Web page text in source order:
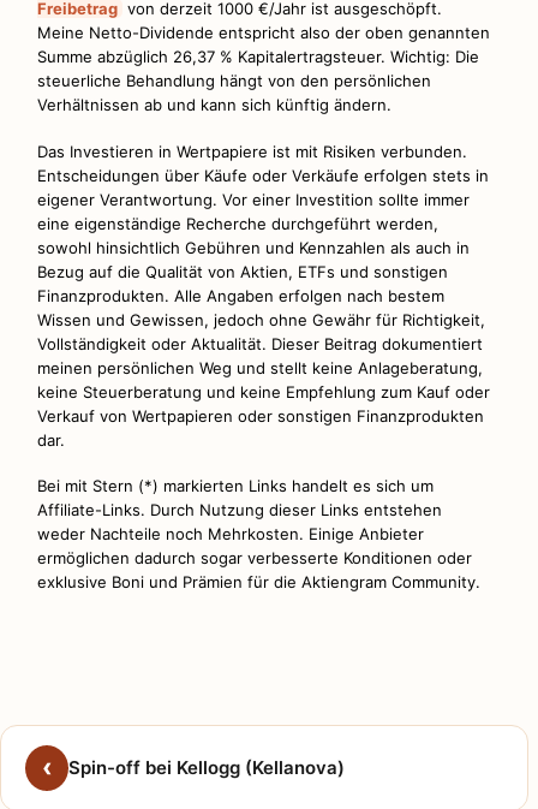
Freibetrag von derzeit 1000 €/Jahr ist ausgeschöpft.
Meine Netto-Dividende entspricht also der oben genannten
Summe abzüglich 26,37 % Kapitalertragsteuer. Wichtig: Die
steuerliche Behandlung hängt von den persönlichen
Verhältnissen ab und kann sich künftig ändern.
Das Investieren in Wertpapiere ist mit Risiken verbunden.
Entscheidungen über Käufe oder Verkäufe erfolgen stets in
eigener Verantwortung. Vor einer Investition sollte immer
eine eigenständige Recherche durchgeführt werden,
sowohl hinsichtlich Gebühren und Kennzahlen als auch in
Bezug auf die Qualität von Aktien, ETFs und sonstigen
Finanzprodukten. Alle Angaben erfolgen nach bestem
Wissen und Gewissen, jedoch ohne Gewähr für Richtigkeit,
Vollständigkeit oder Aktualität. Dieser Beitrag dokumentiert
meinen persönlichen Weg und stellt keine Anlageberatung,
keine Steuerberatung und keine Empfehlung zum Kauf oder
Verkauf von Wertpapieren oder sonstigen Finanzprodukten
dar.
Bei mit Stern (*) markierten Links handelt es sich um
Affiliate-Links. Durch Nutzung dieser Links entstehen
weder Nachteile noch Mehrkosten. Einige Anbieter
ermöglichen dadurch sogar verbesserte Konditionen oder
exklusive Boni und Prämien für die Aktiengram Community.
Spin-off bei Kellogg (Kellanova)